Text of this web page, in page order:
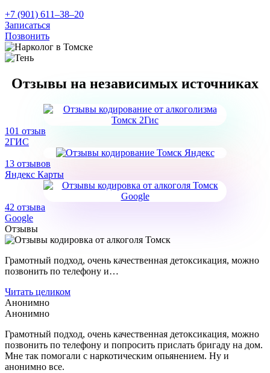
+7 (901) 611‒38‒20
Записаться
Позвонить
Отзывы на независимых источниках
101 отзыв
2ГИС
13 отзывов
Яндекс Карты
42 отзыва
Google
Отзывы
Грамотный подход, очень качественная детоксикация, можно
позвонить по телефону и…
Читать целиком
Анонимно
Анонимно
Грамотный подход, очень качественная детоксикация, можно
позвонить по телефону и попросить прислать бригаду на дом.
Мне так помогали с наркотическим опьянением. Ну и
анонимно все.